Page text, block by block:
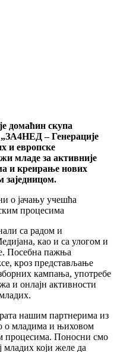
домаћин скупа
„ЗА4НЕД – Генерације
и европске
младе за активније
и креирање нових
заједницом.
са радом и
као и са улогом и
Посебна пажња
кроз представљање
кампања, употребе
и онлајн активности
нашим партнерима из
о младима и њиховом
процесима. Поносни смо
који желе да